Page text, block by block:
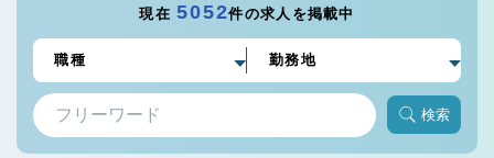
現在5052件の求人を掲載中
検索